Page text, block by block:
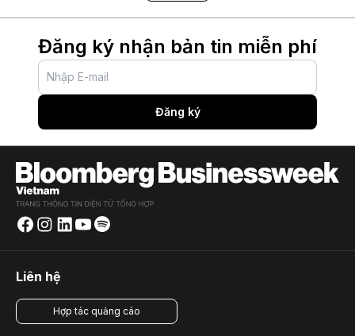
Đăng ký nhận bản tin miễn phí
Đăng ký
Liên hệ
Hợp tác quảng cáo